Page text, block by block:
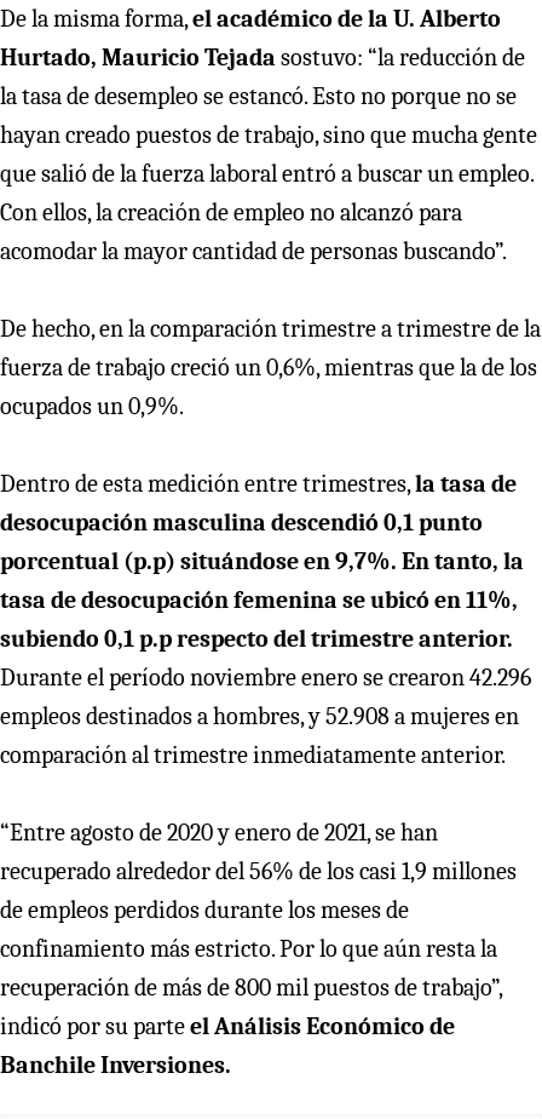
De la misma forma,el académico de la U. Alberto
Hurtado, Mauricio Tejada sostuvo: “la reducción de
la tasa de desempleo se estancó. Esto no porque no se
hayan creado puestos de trabajo, sino que mucha gente
que salió de la fuerza laboral entró a buscar un empleo.
Con ellos, la creación de empleo no alcanzó para
acomodar la mayor cantidad de personas buscando”.
De hecho, en la comparación trimestre a trimestre de la
fuerza de trabajo creció un 0,6%, mientras que la de los
ocupados un 0,9%.
Dentro de esta medición entre trimestres,la tasa de
desocupación masculina descendió 0,1 punto
porcentual (p.p) situándose en 9,7%. En tanto, la
tasa de desocupación femenina se ubicó en 11%,
subiendo 0,1 p.p respecto del trimestre anterior.
Durante el período noviembre enero se crearon 42.296
empleos destinados a hombres, y 52.908 a mujeres en
comparación al trimestre inmediatamente anterior.
“Entre agosto de 2020 y enero de 2021, se han
recuperado alrededor del 56% de los casi 1,9 millones
de empleos perdidos durante los meses de
confinamiento más estricto. Por lo que aún resta la
recuperación de más de 800 mil puestos de trabajo”,
indicó por su parteel Análisis Económico de
Banchile Inversiones.